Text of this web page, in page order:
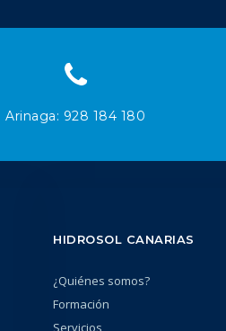
Arinaga: 928 184 180
HIDROSOL CANARIAS
¿Quiénes somos?
Formación
Servicios